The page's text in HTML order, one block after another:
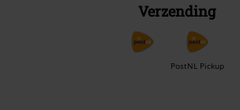
Verzending
PostNL Pickup